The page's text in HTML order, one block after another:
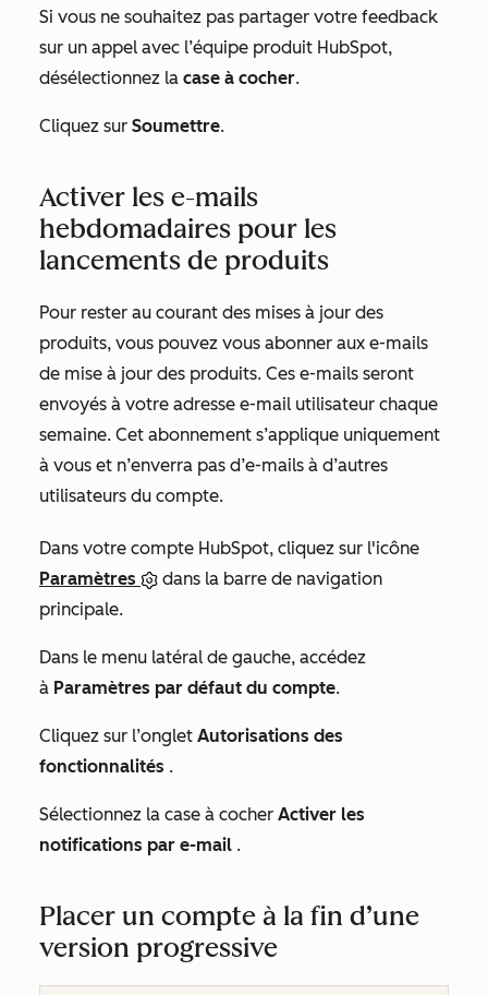
Si vous ne souhaitez pas partager votre feedback
sur un appel avec l’équipe produit HubSpot,
désélectionnez la case à cocher.
Cliquez sur Soumettre.
Activer les e-mails
hebdomadaires pour les
lancements de produits
Pour rester au courant des mises à jour des
produits, vous pouvez vous abonner aux e-mails
de mise à jour des produits. Ces e-mails seront
envoyés à votre adresse e-mail utilisateur chaque
semaine. Cet abonnement s’applique uniquement
à vous et n’enverra pas d’e-mails à d’autres
utilisateurs du compte.
Dans votre compte HubSpot, cliquez sur l'icône
Paramètres
dans la barre de navigation
principale.
Dans le menu latéral de gauche, accédez
à Paramètres par défaut du compte.
Cliquez sur l’onglet Autorisations des
fonctionnalités .
Sélectionnez la case à cocher Activer les
notifications par e-mail .
Placer un compte à la fin d’une
version progressive